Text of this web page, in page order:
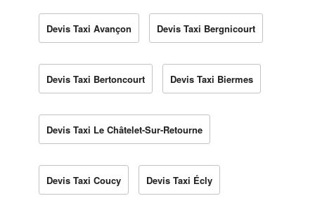
Devis Taxi Avançon Devis Taxi Bergnicourt
Devis Taxi Bertoncourt Devis Taxi Biermes
Devis Taxi Le Châtelet-Sur-Retourne
Devis Taxi Coucy Devis Taxi Écly